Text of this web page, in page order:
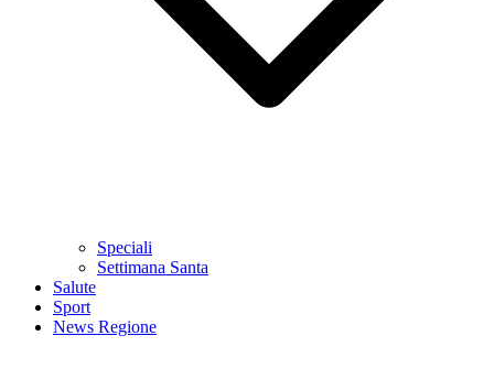
Speciali
Settimana Santa
Salute
Sport
News Regione